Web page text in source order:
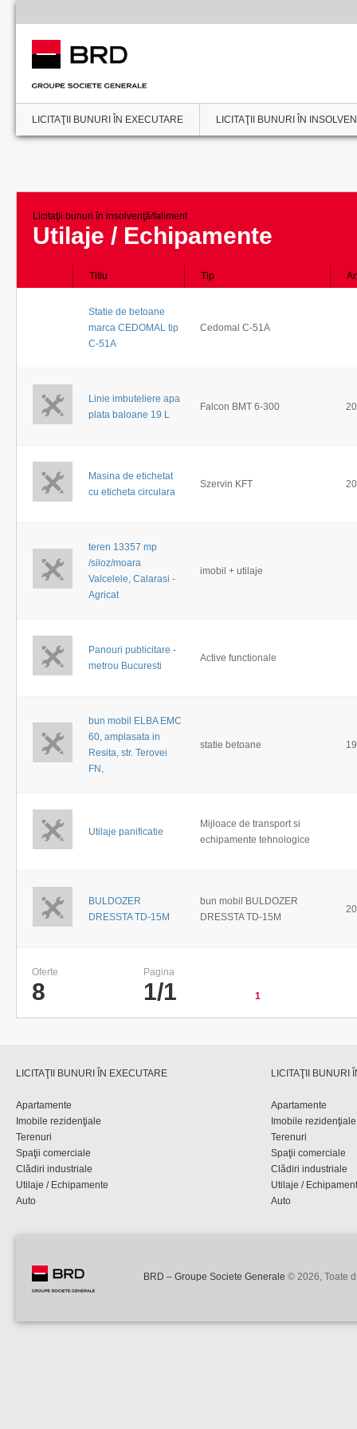
LICITAŢII BUNURI ÎN EXECUTARE LICITAŢII BUNURI ÎN
Licitaţii bunuri în insolvenţă/faliment
Utilaje / Echipamente
Titlu Tip
Statie de betoane
marca CEDOMAL tip
C-51A
Cedomal C-51A
Linie imbuteliere apa
plata baloane 19 L
Falcon BMT 6-300
Masina de etichetat
cu eticheta circulara
Szervin KFT
teren 13357 mp
/siloz/moara
Valcelele, Calarasi -
Agricat
imobil + utilaje
Panouri publicitare -
metrou Bucuresti
Active functionale
bun mobil ELBA EMC
60, amplasata in
Resita, str. Terovei
FN,
statie betoane
Utilaje panificatie
Mijloace de transport si
echipamente tehnologice
BULDOZER
DRESSTA TD-15M
bun mobil BULDOZER
DRESSTA TD-15M
Oferte
8
Pagina
1/1 1
LICITAŢII BUNURI ÎN EXECUTARE
Apartamente
Imobile rezidenţiale
Terenuri
Spaţii comerciale
Clădiri industriale
Utilaje / Echipamente
Auto
LICITAŢII BUNURI
Apartamente
Imobile rezidenţiale
Terenuri
Spaţii comerciale
Clădiri industriale
Utilaje /
Auto
BRD – Groupe Societe Generale © 2026, Toate